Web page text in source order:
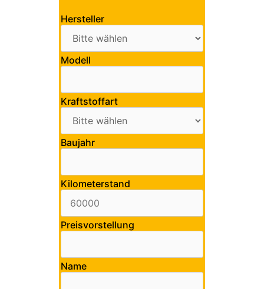
Hersteller
Modell
Kraftstoffart
Baujahr
Kilometerstand
Preisvorstellung
Name